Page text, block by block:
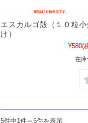
エスカルゴ殻（１０粒小
け）
¥580(
在
5件中1件～5件を表示